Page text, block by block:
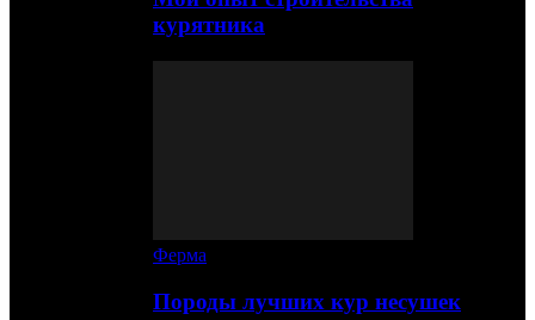
курятника
Ферма
Породы лучших кур несушек